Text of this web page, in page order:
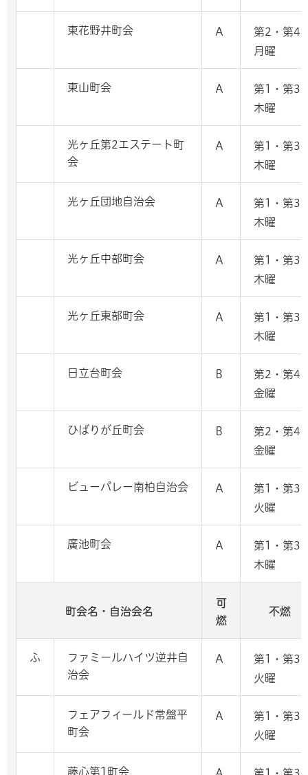
東花野井町会 A
第2・第4
月曜
東山町会 A
第1・第3
木曜
光ヶ丘第2エステート町
会
A
第1・第3
木曜
光ヶ丘団地自治会 A
第1・第3
木曜
光ヶ丘中部町会 A
第1・第3
木曜
光ヶ丘東部町会 A
第1・第3
木曜
日立台町会 B
第2・第4
金曜
ひばりが丘町会 B
第2・第4
金曜
ビューパレー南柏自治会 A
第1・第3
火曜
廣池町会 A
第1・第3
木曜
町会名・自治会名
可
燃
不燃
ふ
ファミールハイツ逆井自
治会
A
第1・第3
火曜
フェアフィールド常盤平
町会
A
第1・第3
火曜
藤心第1町会